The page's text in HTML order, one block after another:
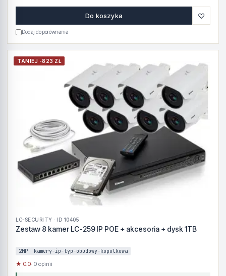
Do koszyka ♡
Dodaj do porównania
TANIEJ -823 ZŁ
LC-SECURITY · ID 10405
Zestaw 8 kamer LC-259 IP POE + akcesoria + dysk 1TB
2MP kamery-ip-typ-obudowy-kopulkowa
★ 0.0· 0 opinii